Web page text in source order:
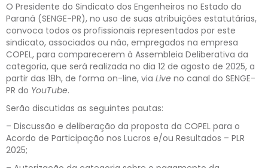
O Presidente do Sindicato dos Engenheiros no Estado do
Paraná (SENGE-PR), no uso de suas atribuições estatutárias,
convoca todos os profissionais representados por este
sindicato, associados ou não, empregados na empresa
COPEL, para comparecerem à Assembleia Deliberativa da
categoria, que será realizada no dia 12 de agosto de 2025, a
partir das 18h, de forma on-line, via Live no canal do SENGE-
PR do YouTube.
Serão discutidas as seguintes pautas:
– Discussão e deliberação da proposta da COPEL para o
Acordo de Participação nos Lucros e/ou Resultados – PLR
2025;